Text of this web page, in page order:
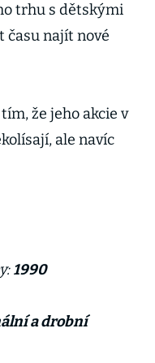
trhu s dětskými
času najít nové
že jeho akcie v
ale navíc
1990
a drobní